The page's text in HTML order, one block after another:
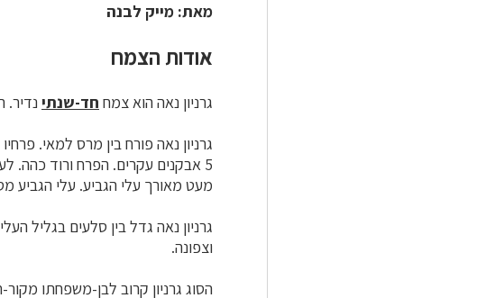
מאת: מייק לבנה
אודות הצמח
גרניון נאה הוא צמח חד-שנתי נדיר.
גרניון נאה פורח בין מרס למאי. פרחיו הם
5 אבקנים עקרים. הפרח ורוד כהה. לעלה הכותרת ציפורן קצרה בלבד, וראשו
מעט מאורך עלי הגביע. עלי הגביע
גרניון נאה גדל בין סלעים בגליל
וצפונה.